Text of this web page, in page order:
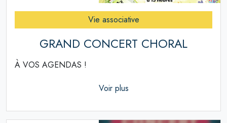
Vie associative
GRAND CONCERT CHORAL
À VOS AGENDAS !
Voir plus